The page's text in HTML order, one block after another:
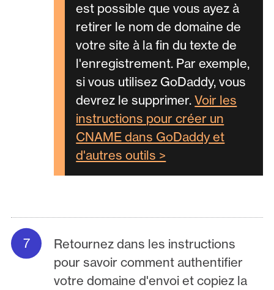
est possible que vous ayez à
retirer le nom de domaine de
votre site à la fin du texte de
l'enregistrement. Par exemple,
si vous utilisez GoDaddy, vous
devrez le supprimer.Voir les
instructions pour créer un
CNAME dans GoDaddy et
d'autres outils >
Retournez dans les instructions
pour savoir comment authentifier
votre domaine d'envoi et copiez la